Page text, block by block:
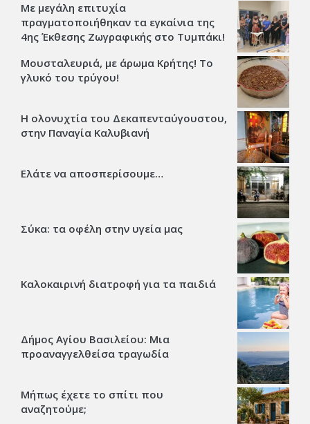
Με μεγάλη επιτυχία
πραγματοποιήθηκαν τα εγκαίνια της
4ης Έκθεσης Ζωγραφικής στο Τυμπάκι!
Μουσταλευριά, με άρωμα Κρήτης! Το
γλυκό του τρύγου!
Η ολονυχτία του Δεκαπενταύγουστου,
στην Παναγία Καλυβιανή
Ελάτε να αποσπερίσουμε…
Σύκα: τα οφέλη στην υγεία μας
Καλοκαιρινή διατροφή για τα παιδιά
Δήμος Αγίου Βασιλείου: Μια
προαναγγελθείσα τραγωδία
Μήπως έχετε το σπίτι που
αναζητούμε;